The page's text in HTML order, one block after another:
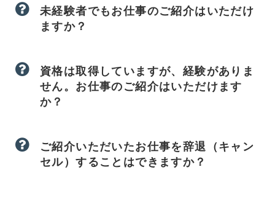
未経験者でもお仕事のご紹介はいただけ
ますか？
資格は取得していますが、経験がありま
せん。お仕事のご紹介はいただけます
か？
ご紹介いただいたお仕事を辞退（キャン
セル）することはできますか？